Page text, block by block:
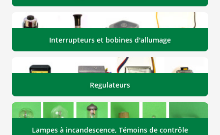
Interrupteurs et bobines d'allumage
Regulateurs
Lampes à incandescence, Témoins de contrôle